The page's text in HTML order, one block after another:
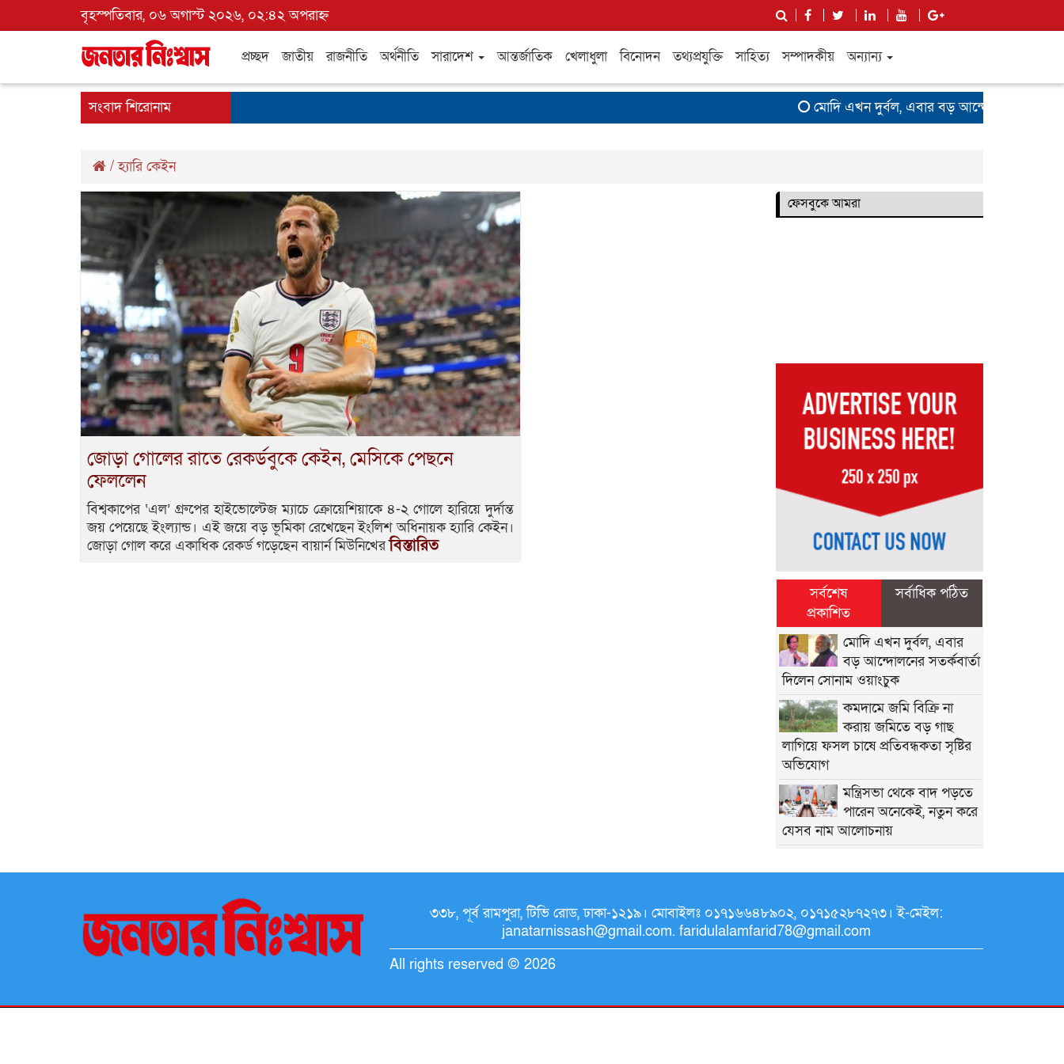
বৃহস্পতিবার, ০৬ অগাস্ট ২০২৬, ০২:৪২ অপরাহ্ন
প্রচ্ছদ জাতীয় রাজনীতি অর্থনীতি সারাদেশ আন্তর্জাতিক খেলাধুলা বিনোদন তথ্যপ্রযুক্তি সাহিত্য সম্পাদকীয় অন্যান্য
সংবাদ শিরোনাম মোদি এখন দুর্বল, এবার বড় আন্দোলনের
/হ্যারি কেইন
জোড়া গোলের রাতে রেকর্ডবুকে কেইন, মেসিকে পেছনে
ফেললেন
বিশ্বকাপের ‘এল’ গ্রুপের হাইভোল্টেজ ম্যাচে ক্রোয়েশিয়াকে ৪-২ গোলে হারিয়ে দুর্দান্ত
জয় পেয়েছে ইংল্যান্ড। এই জয়ে বড় ভূমিকা রেখেছেন ইংলিশ অধিনায়ক হ্যারি কেইন।
জোড়া গোল করে একাধিক রেকর্ড গড়েছেন বায়ার্ন মিউনিখেরবিস্তারিত
ফেসবুকে আমরা
সর্বশেষ
প্রকাশিত
সর্বাধিক পঠিত
মোদি এখন দুর্বল, এবার
বড় আন্দোলনের সতর্কবার্তা
দিলেন সোনাম ওয়াংচুক
কমদামে জমি বিক্রি না
করায় জমিতে বড় গাছ
লাগিয়ে ফসল চাষে প্রতিবন্ধকতা সৃষ্টির
অভিযোগ
মন্ত্রিসভা থেকে বাদ পড়তে
পারেন অনেকেই, নতুন করে
যেসব নাম আলোচনায়
সহযোগিতা চেয়েছেন
‎আওয়ামী সিন্ডিকেটের
মা দিবস-২০২৬’ উপলক্ষে
৩৩৮, পূর্ব রামপুরা, টিভি রোড, ঢাকা-১২১৯। মোবাইলঃ ০১৭১৬৬৪৮৯০২, ০১৭১৫২৮৭২৭৩। ই-মেইল:
janatarnissash@gmail.com. faridulalamfarid78@gmail.com
All rights reserved © 2026